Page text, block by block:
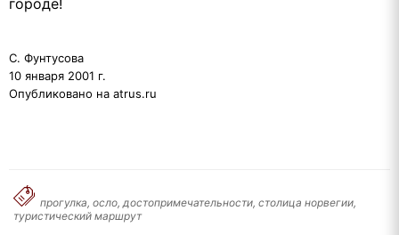
С. Фунтусова
10 января 2001 г.
Опубликовано на atrus.ru
прогулка, осло, достопримечательности, столица норвегии,
туристический маршрут